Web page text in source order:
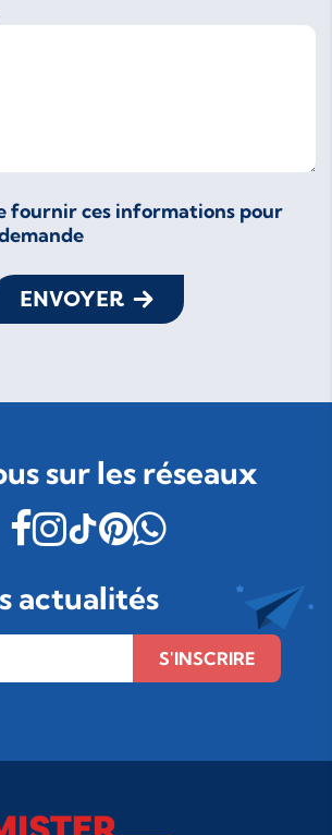
fournir ces informations pour
ENVOYER
sur les réseaux
actualités
S'INSCRIRE